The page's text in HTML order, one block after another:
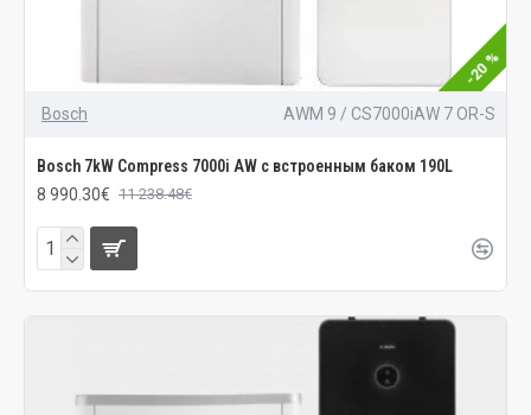
-20 %
Bosch AWM 9 / CS7000iAW 7 OR-S
Bosch 7kW Compress 7000i AW с встроенным баком 190L
8 990.30€ 11 238.48€